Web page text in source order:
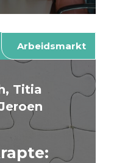
Arbeidsmarkt
Titia